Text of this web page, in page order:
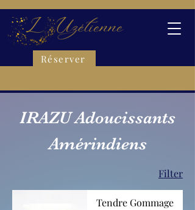
Réserver
IRAZU Adoucissants
Amérindiens
Filter
Tendre Gommage